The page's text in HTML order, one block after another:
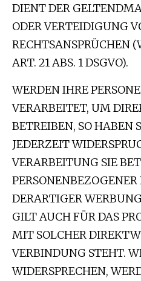
DIENT DER
ODER VERTEIDIGUNG
RECHTSANSPRÜCHEN
ART. 21 ABS. 1 DSGVO).
WERDEN IHRE
VERARBEITET, UM
BETREIBEN, SO HABEN
JEDERZEIT
VERARBEITUNG SIE
DERARTIGER
GILT AUCH FÜR DAS
MIT SOLCHER
VERBINDUNG STEHT.
WIDERSPRECHEN,